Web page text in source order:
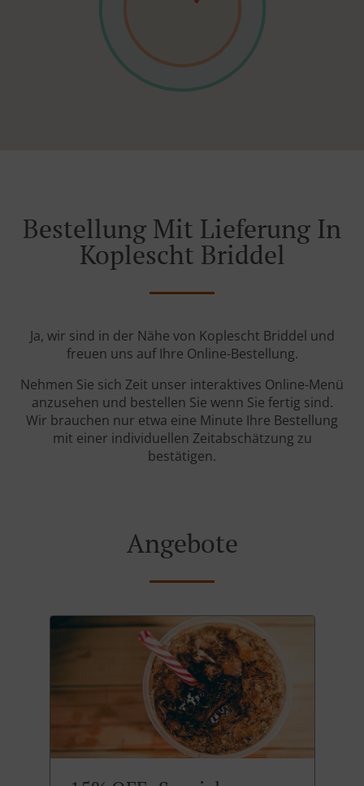
Bestellung Mit Lieferung In
Koplescht Briddel
Ja, wir sind in der Nähe von Koplescht Briddel und
freuen uns auf Ihre Online-Bestellung.
Nehmen Sie sich Zeit unser interaktives Online-Menü
anzusehen und bestellen Sie wenn Sie fertig sind.
Wir brauchen nur etwa eine Minute Ihre Bestellung
mit einer individuellen Zeitabschätzung zu
bestätigen.
Angebote